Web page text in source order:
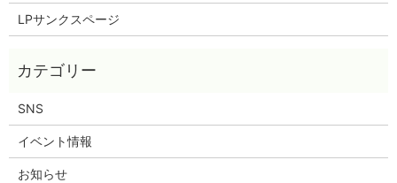
LPサンクスページ
SNS
イベント情報
お知らせ